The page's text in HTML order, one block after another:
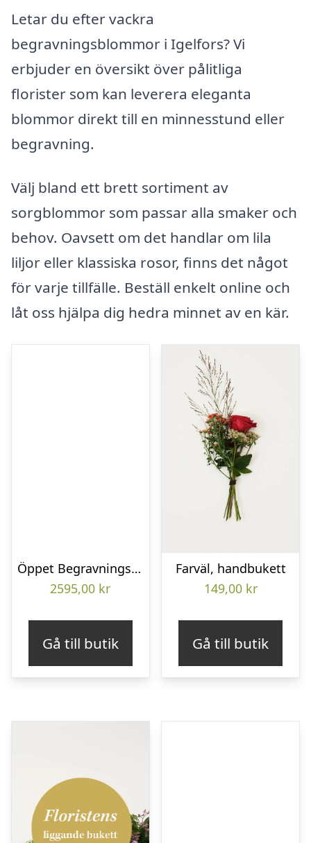
Letar du efter vackra
begravningsblommor i Igelfors? Vi
erbjuder en översikt över pålitliga
florister som kan leverera eleganta
blommor direkt till en minnesstund eller
begravning.
Välj bland ett brett sortiment av
sorgblommor som passar alla smaker och
behov. Oavsett om det handlar om lila
liljor eller klassiska rosor, finns det något
för varje tillfälle. Beställ enkelt online och
låt oss hjälpa dig hedra minnet av en kär.
Öppet Begravningshjärta
2595,00 kr
Gå till butik
Farväl, handbukett
149,00 kr
Gå till butik